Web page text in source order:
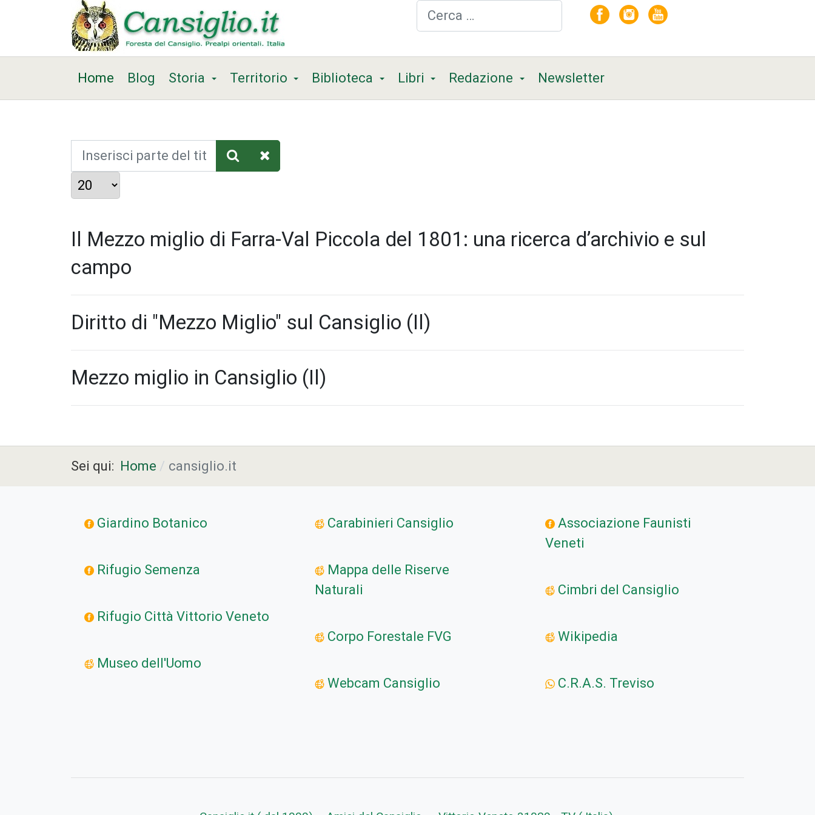
Cerca
Home Blog Storia Territorio Biblioteca Libri Redazione Newsletter
parte del titolo
Visualizza #
Il Mezzo miglio di Farra-Val Piccola del 1801: una ricerca d’archivio e sul
campo
Diritto di "Mezzo Miglio" sul Cansiglio (Il)
Mezzo miglio in Cansiglio (Il)
Sei qui: Home cansiglio.it
Giardino Botanico
Rifugio Semenza
Rifugio Città Vittorio Veneto
Museo dell'Uomo
Carabinieri Cansiglio
Mappa delle Riserve
Naturali
Corpo Forestale FVG
Webcam Cansiglio
Associazione Faunisti
Veneti
Cimbri del Cansiglio
Wikipedia
C.R.A.S. Treviso